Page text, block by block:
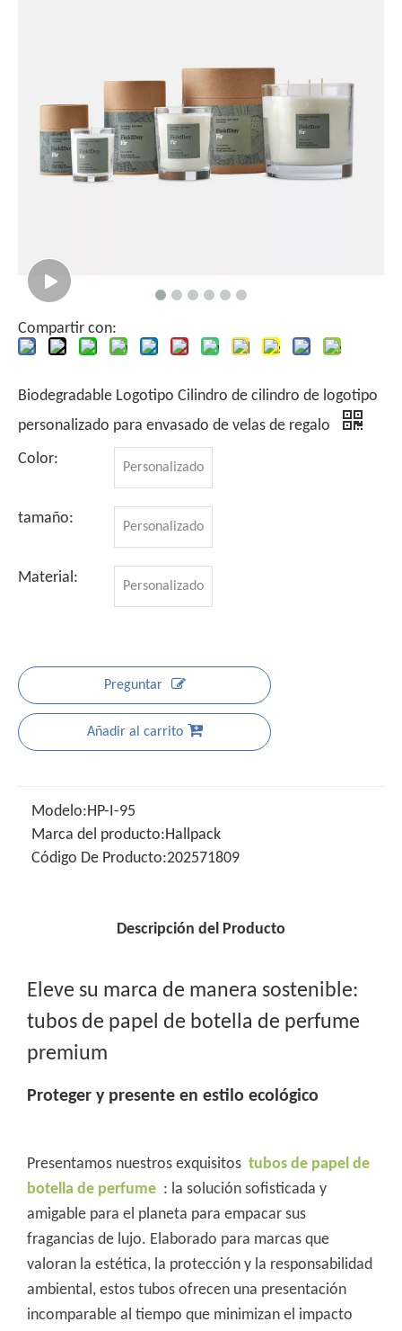
Compartir con:
Biodegradable Logotipo Cilindro de cilindro de logotipo
personalizado para envasado de velas de regalo
Color:
Personalizado
tamaño: Personalizado
Material: Personalizado
Preguntar
Añadir al carrito
Modelo:HP-I-95
Marca del producto:Hallpack
Código De Producto:202571809
Descripción del Producto
Eleve su marca de manera sostenible:
tubos de papel de botella de perfume
premium
Proteger y presente en estilo ecológico
Presentamos nuestros exquisitos tubos de papel de
botella de perfume : la solución sofisticada y
amigable para el planeta para empacar sus
fragancias de lujo. Elaborado para marcas que
valoran la estética, la protección y la responsabilidad
ambiental, estos tubos ofrecen una presentación
incomparable al tiempo que minimizan el impacto